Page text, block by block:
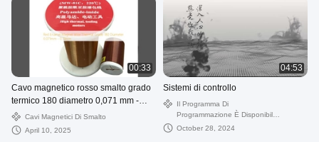
00:33
Cavo magnetico rosso smalto grado
termico 180 diametro 0,071 mm -
0,71 mm
Cavi Magnetici Di Smalto
April 10, 2025
04:53
Sistemi di controllo
Il Programma Di
Programmazione È Disponibile
Su:
October 28, 2024